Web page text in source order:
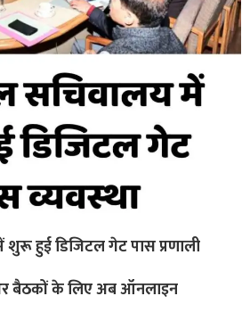
हुई डिजिटल गेट पास प्रणाली
बैठकों के लिए अब ऑनलाइन